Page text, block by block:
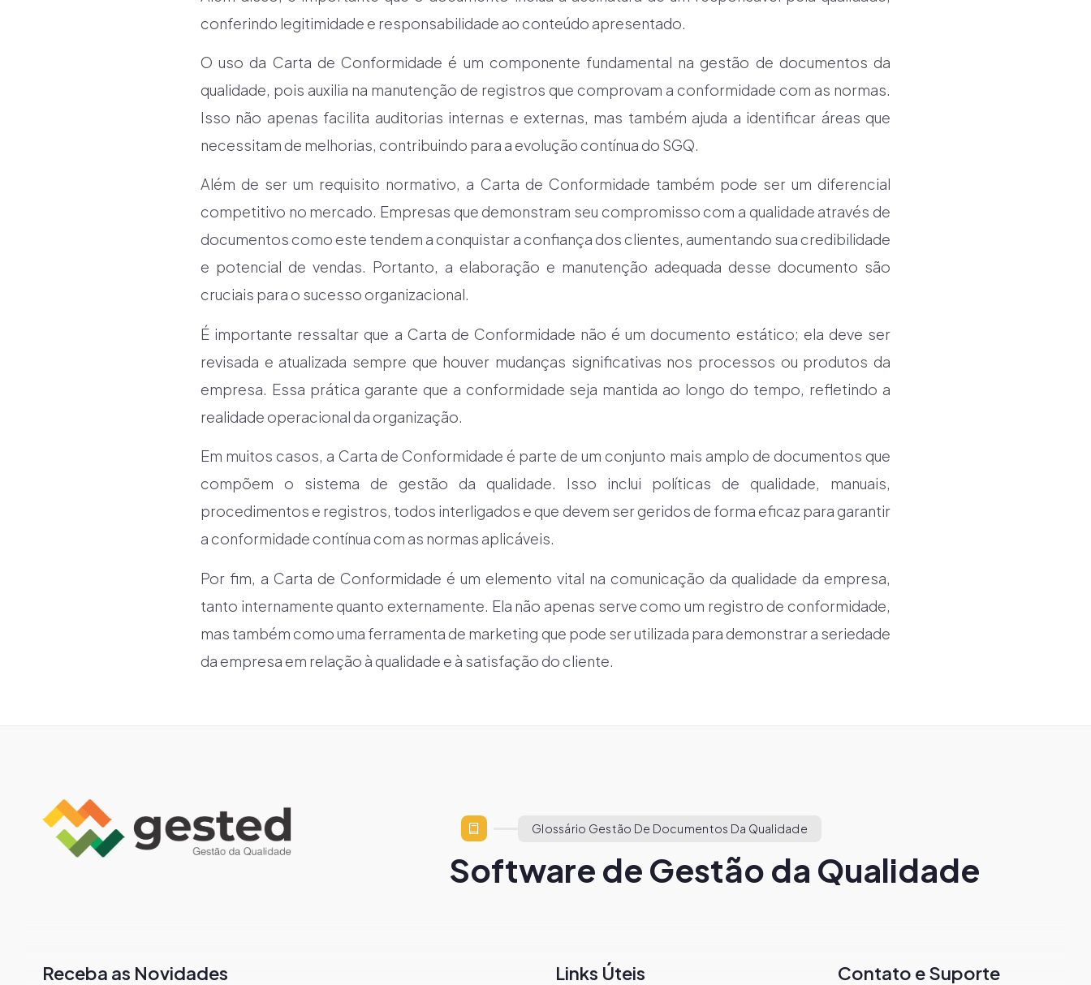
conferindo legitimidade e responsabilidade ao conteúdo apresentado.
O uso da Carta de Conformidade é um componente fundamental na gestão de documentos da
qualidade, pois auxilia na manutenção de registros que comprovam a conformidade com as normas.
Isso não apenas facilita auditorias internas e externas, mas também ajuda a identificar áreas que
necessitam de melhorias, contribuindo para a evolução contínua do SGQ.
Além de ser um requisito normativo, a Carta de Conformidade também pode ser um diferencial
competitivo no mercado. Empresas que demonstram seu compromisso com a qualidade através de
documentos como este tendem a conquistar a confiança dos clientes, aumentando sua credibilidade
e potencial de vendas. Portanto, a elaboração e manutenção adequada desse documento são
cruciais para o sucesso organizacional.
É importante ressaltar que a Carta de Conformidade não é um documento estático; ela deve ser
revisada e atualizada sempre que houver mudanças significativas nos processos ou produtos da
empresa. Essa prática garante que a conformidade seja mantida ao longo do tempo, refletindo a
realidade operacional da organização.
Em muitos casos, a Carta de Conformidade é parte de um conjunto mais amplo de documentos que
compõem o sistema de gestão da qualidade. Isso inclui políticas de qualidade, manuais,
procedimentos e registros, todos interligados e que devem ser geridos de forma eficaz para garantir
a conformidade contínua com as normas aplicáveis.
Por fim, a Carta de Conformidade é um elemento vital na comunicação da qualidade da empresa,
tanto internamente quanto externamente. Ela não apenas serve como um registro de conformidade,
mas também como uma ferramenta de marketing que pode ser utilizada para demonstrar a seriedade
da empresa em relação à qualidade e à satisfação do cliente.
Glossário Gestão De Documentos Da Qualidade
Software de Gestão da Qualidade
Receba as Novidades Links Úteis Contato e Suporte